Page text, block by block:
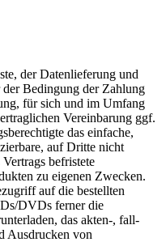
der Datenlieferung und
Bedingung der Zahlung
für sich und im Umfang
Vereinbarung ggf.
das einfache,
auf Dritte nicht
befristete
zu eigenen Zwecken.
auf die bestellten
DVDs ferner die
das akten-, fall-
Ausdrucken von